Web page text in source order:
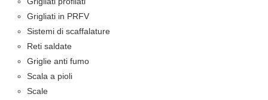
Grigliati in PRFV
Sistemi di scaffalature
Reti saldate
Griglie anti fumo
Scala a pioli
Scale